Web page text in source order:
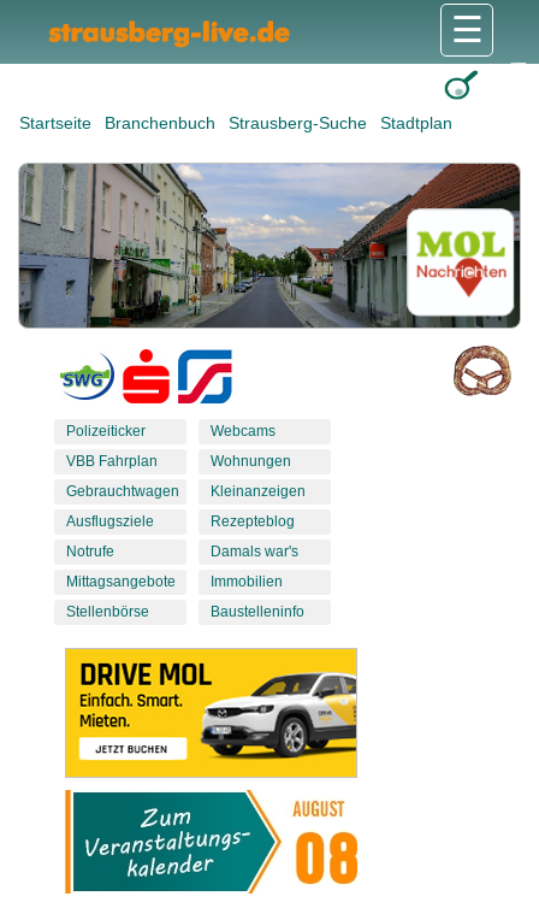
Startseite Branchenbuch Strausberg-Suche Stadtplan
☰
Polizeiticker
VBB Fahrplan
Gebrauchtwagen
Ausflugsziele
Notrufe
Mittagsangebote
Stellenbörse
Webcams
Wohnungen
Kleinanzeigen
Rezepteblog
Damals war's
Immobilien
Baustelleninfo